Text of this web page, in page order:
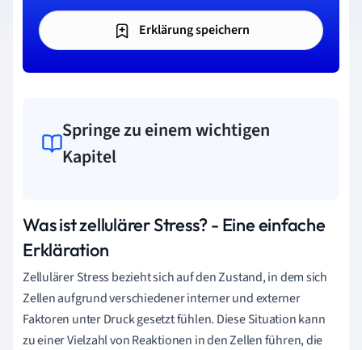
Erklärung speichern
Springe zu einem wichtigen
Kapitel
Was ist zellulärer Stress? - Eine einfache
Erkläration
Zellulärer Stress bezieht sich auf den Zustand, in dem sich
Zellen aufgrund verschiedener interner und externer
Faktoren unter Druck gesetzt fühlen. Diese Situation kann
zu einer Vielzahl von Reaktionen in den Zellen führen, die